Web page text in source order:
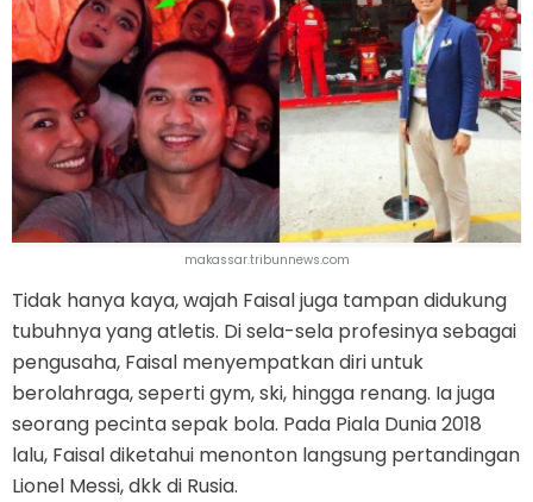
makassar.tribunnews.com
Tidak hanya kaya, wajah Faisal juga tampan didukung
tubuhnya yang atletis. Di sela-sela profesinya sebagai
pengusaha, Faisal menyempatkan diri untuk
berolahraga, seperti gym, ski, hingga renang. Ia juga
seorang pecinta sepak bola. Pada Piala Dunia 2018
lalu, Faisal diketahui menonton langsung pertandingan
Lionel Messi, dkk di Rusia.